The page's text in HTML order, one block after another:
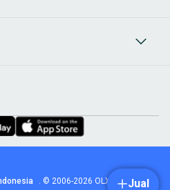
Jual
, speaker, amplifier, subwoofer,
suara dalam kabin
dari OLX! Temukan
mulai dari filter oli, kampas rem,
velg dan ban mobilterbaik di
ukuran dan desain velg, serta
. © 2006-2026 OLX